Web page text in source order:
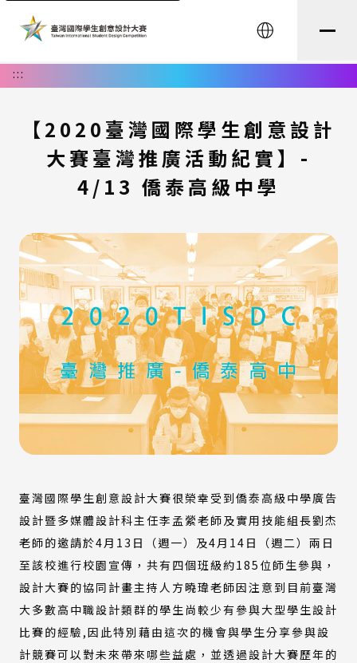
English
:::
【2020臺灣國際學生創意設計
大賽臺灣推廣活動紀實】-
4/13 僑泰高級中學
臺灣國際學生創意設計大賽很榮幸受到僑泰高級中學廣告
設計暨多媒體設計科主任李孟縈老師及實用技能組長劉杰
老師的邀請於4月13日（週一）及4月14日（週二）兩日
至該校進行校園宣傳，共有四個班級約185位師生參與，
設計大賽的協同計畫主持人方曉瑋老師因注意到目前臺灣
大多數高中職設計類群的學生尚較少有參與大型學生設計
比賽的經驗,因此特別藉由這次的機會與學生分享參與設
計競賽可以對未來帶來哪些益處，並透過設計大賽歷年的